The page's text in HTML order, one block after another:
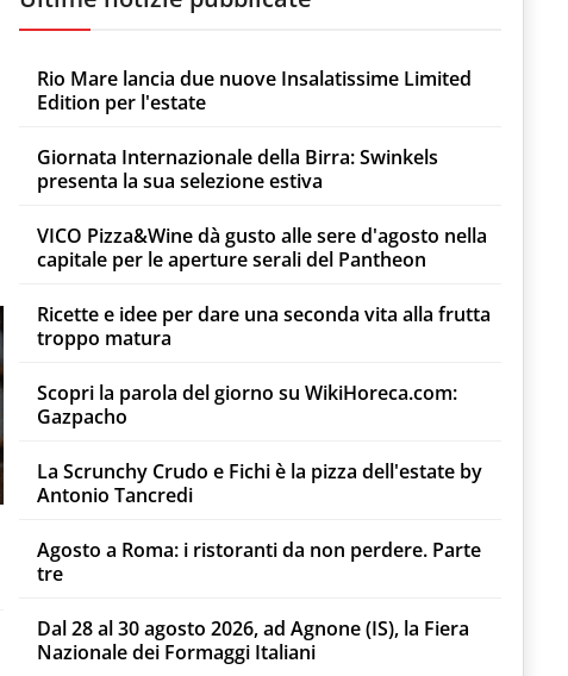
Rio Mare lancia due nuove Insalatissime Limited
Edition per l'estate
Giornata Internazionale della Birra: Swinkels
presenta la sua selezione estiva
VICO Pizza&Wine dà gusto alle sere d'agosto nella
capitale per le aperture serali del Pantheon
Ricette e idee per dare una seconda vita alla frutta
troppo matura
Scopri la parola del giorno su WikiHoreca.com:
Gazpacho
La Scrunchy Crudo e Fichi è la pizza dell'estate by
Antonio Tancredi
Agosto a Roma: i ristoranti da non perdere. Parte
tre
Dal 28 al 30 agosto 2026, ad Agnone (IS), la Fiera
Nazionale dei Formaggi Italiani